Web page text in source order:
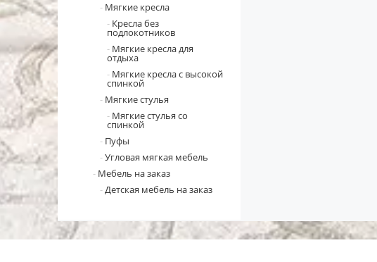
Мягкие кресла
Кресла без
подлокотников
Мягкие кресла для
отдыха
Мягкие кресла с высокой
спинкой
Мягкие стулья
Мягкие стулья со
спинкой
Пуфы
Угловая мягкая мебель
Мебель на заказ
Детская мебель на заказ